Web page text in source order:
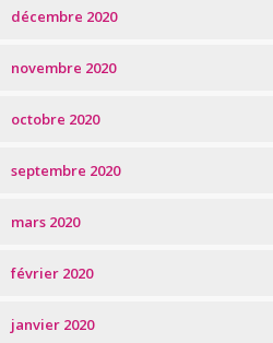
décembre 2020
novembre 2020
octobre 2020
septembre 2020
mars 2020
février 2020
janvier 2020